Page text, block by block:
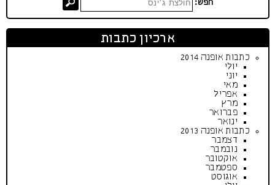
חפש:
ארכיון כתבות
כתבות אופנה 2014
יולי
יוני
מאי
אפריל
מרץ
פברואר
ינואר
כתבות אופנה 2013
דצמבר
נובמבר
אוקטובר
ספטמבר
אוגוסט